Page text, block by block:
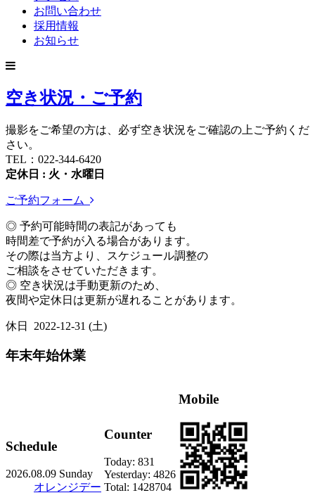
お問い合わせ
採用情報
お知らせ
空き状況・ご予約
撮影をご希望の方は、必ず空き状況をご確認の上ご予約くだ
さい。
TEL：022-344-6420
定休日 : 火・水曜日
ご予約フォーム
◎ 予約可能時間の表記があっても
時間差で予約が入る場合があります。
その際は当方より、スケジュール調整の
ご相談をさせていただきます。
◎ 空き状況は手動更新のため、
夜間や定休日は更新が遅れることがあります。
休日 2022-12-31 (土)
年末年始休業
Schedule
2026.08.09 Sunday
オレンジデー
Counter
Today: 831
Yesterday: 4826
Total: 1428704
Mobile